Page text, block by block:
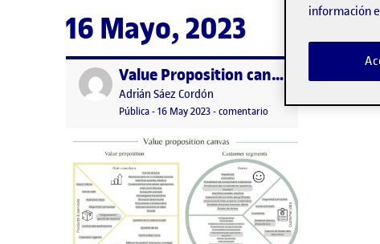
16 Mayo, 2023
Publicado por Value Proposition canvas
Publicado por
Adrián Sáez Cordón
Visibilidad:
Pública-Fecha de publicación
16 May 202316 mayo, 2023 8:40 pm
-comentario en Value Proposition
información